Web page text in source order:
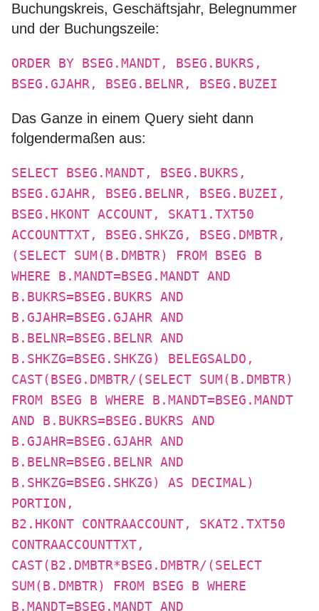
Buchungskreis, Geschäftsjahr, Belegnummer
und der Buchungszeile:
ORDER BY BSEG.MANDT, BSEG.BUKRS,
BSEG.GJAHR, BSEG.BELNR, BSEG.BUZEI
Das Ganze in einem Query sieht dann
folgendermaßen aus:
SELECT BSEG.MANDT, BSEG.BUKRS,
BSEG.GJAHR, BSEG.BELNR, BSEG.BUZEI,
BSEG.HKONT ACCOUNT, SKAT1.TXT50
ACCOUNTTXT, BSEG.SHKZG, BSEG.DMBTR,
(SELECT SUM(B.DMBTR) FROM BSEG B
WHERE B.MANDT=BSEG.MANDT AND
B.BUKRS=BSEG.BUKRS AND
B.GJAHR=BSEG.GJAHR AND
B.BELNR=BSEG.BELNR AND
B.SHKZG=BSEG.SHKZG) BELEGSALDO,
CAST(BSEG.DMBTR/(SELECT SUM(B.DMBTR)
FROM BSEG B WHERE B.MANDT=BSEG.MANDT
AND B.BUKRS=BSEG.BUKRS AND
B.GJAHR=BSEG.GJAHR AND
B.BELNR=BSEG.BELNR AND
B.SHKZG=BSEG.SHKZG) AS DECIMAL)
PORTION,
B2.HKONT CONTRAACCOUNT, SKAT2.TXT50
CONTRAACCOUNTTXT,
CAST(B2.DMBTR*BSEG.DMBTR/(SELECT
SUM(B.DMBTR) FROM BSEG B WHERE
B.MANDT=BSEG.MANDT AND